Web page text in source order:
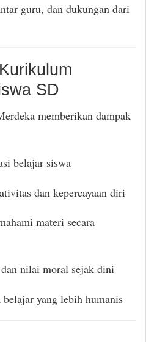
guru, dan dukungan dari
SD
memberikan dampak
belajar siswa
dan kepercayaan diri
materi secara
nilai moral sejak dini
belajar yang lebih humanis